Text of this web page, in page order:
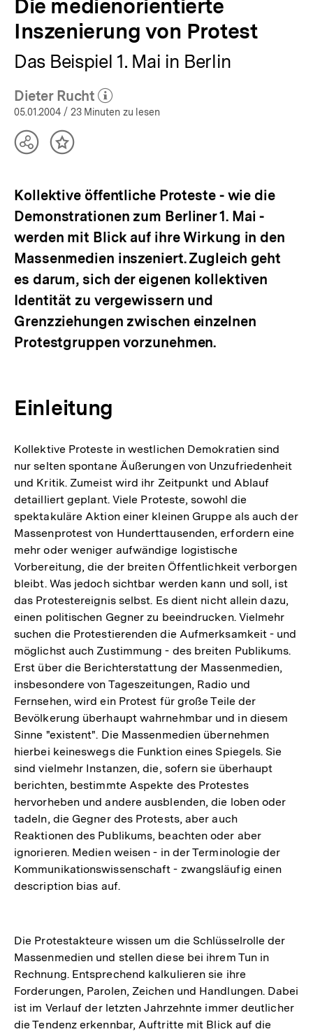
Die medienorientierte
Inszenierung von Protest
Das Beispiel 1. Mai in Berlin
Dieter Rucht
(Mehr zum Autor)
öffnen
05.01.2004 / 23 Minuten zu lesen
TeilenInhalt
Kollektive öffentliche Proteste - wie die
Demonstrationen zum Berliner 1. Mai -
werden mit Blick auf ihre Wirkung in den
Massenmedien inszeniert. Zugleich geht
es darum, sich der eigenen kollektiven
Identität zu vergewissern und
Grenzziehungen zwischen einzelnen
Protestgruppen vorzunehmen.
Einleitung
Kollektive Proteste in westlichen Demokratien sind
nur selten spontane Äußerungen von Unzufriedenheit
und Kritik. Zumeist wird ihr Zeitpunkt und Ablauf
detailliert geplant. Viele Proteste, sowohl die
spektakuläre Aktion einer kleinen Gruppe als auch der
Massenprotest von Hunderttausenden, erfordern eine
mehr oder weniger aufwändige logistische
Vorbereitung, die der breiten Öffentlichkeit verborgen
bleibt. Was jedoch sichtbar werden kann und soll, ist
das Protestereignis selbst. Es dient nicht allein dazu,
einen politischen Gegner zu beeindrucken. Vielmehr
suchen die Protestierenden die Aufmerksamkeit - und
möglichst auch Zustimmung - des breiten Publikums.
Erst über die Berichterstattung der Massenmedien,
insbesondere von Tageszeitungen, Radio und
Fernsehen, wird ein Protest für große Teile der
Bevölkerung überhaupt wahrnehmbar und in diesem
Sinne "existent". Die Massenmedien übernehmen
hierbei keineswegs die Funktion eines Spiegels. Sie
sind vielmehr Instanzen, die, sofern sie überhaupt
berichten, bestimmte Aspekte des Protestes
hervorheben und andere ausblenden, die loben oder
tadeln, die Gegner des Protests, aber auch
Reaktionen des Publikums, beachten oder aber
ignorieren. Medien weisen - in der Terminologie der
Kommunikationswissenschaft - zwangsläufig einen
description bias auf.
Die Protestakteure wissen um die Schlüsselrolle der
Massenmedien und stellen diese bei ihrem Tun in
Rechnung. Entsprechend kalkulieren sie ihre
Forderungen, Parolen, Zeichen und Handlungen. Dabei
ist im Verlauf der letzten Jahrzehnte immer deutlicher
die Tendenz erkennbar, Auftritte mit Blick auf die